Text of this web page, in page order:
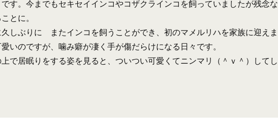
す。今までもセキセイインコやコザクラインコを飼っていましたが残念な
とに。
しぶりに またインコを飼うことができ、初のマメルリハを家族に迎えま
いのですが、噛み癖が凄く手が傷だらけになる日々です。
で居眠りをする姿を見ると、ついつい可愛くてニンマリ（＾ｖ＾）してし